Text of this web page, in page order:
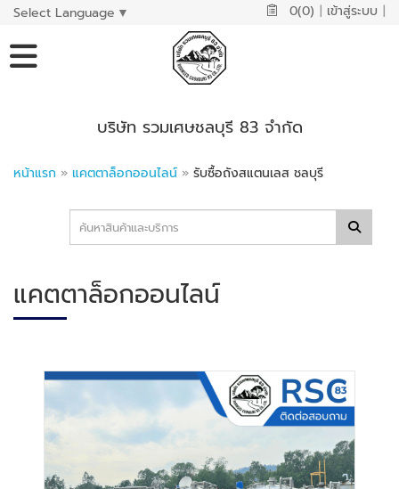
Select Language ▼ 0(0) | เข้าสู่ระบบ |
บริษัท รวมเศษชลบุรี 83 จำกัด
หน้าแรก » แคตตาล็อกออนไลน์ » รับซื้อถังสแตนเลส ชลบุรี
แคตตาล็อกออนไลน์